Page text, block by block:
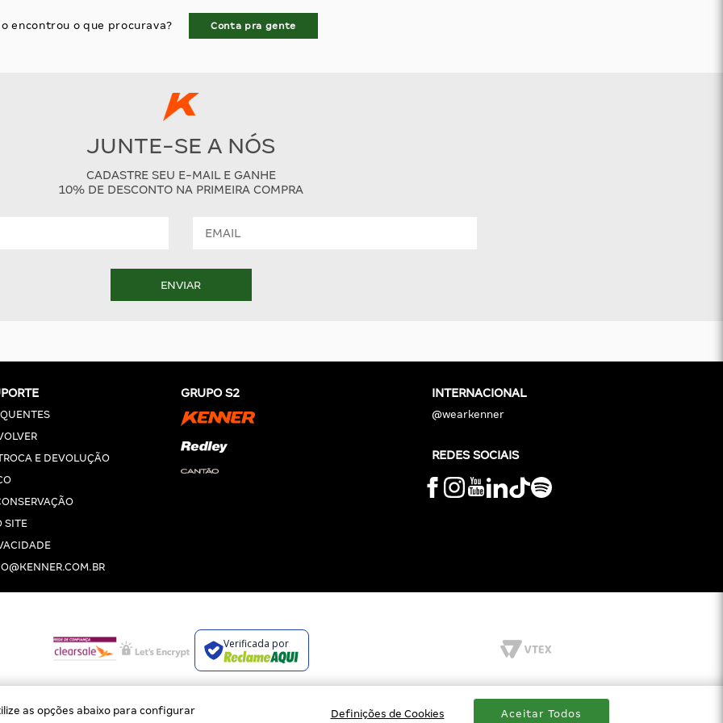
encontrou o que procurava? Conta pra gente
JUNTE-SE A NÓS
CADASTRE SEU E-MAIL E GANHE
10% DE DESCONTO NA PRIMEIRA COMPRA
ENVIAR
E DEVOLUÇÃO
SITE
GRUPO S2 INTERNACIONAL
@wearkenner
REDES SOCIAIS
Verificada por
BROCKTON INDÚSTRIA E COMÉRCIO DE VESTUÁRIO E FACÇÕES LTDA
as opções abaixo para configurar Definições de Cookies Aceitar Todos